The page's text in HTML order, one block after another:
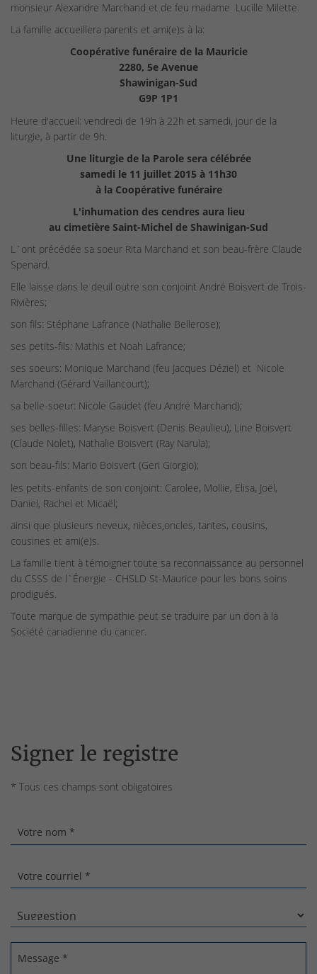
monsieur Alexandre Marchand et de feu madame Lucille Milette.
La famille accueillera parents et ami(e)s à la:
Coopérative funéraire de la Mauricie
2280, 5e Avenue
Shawinigan-Sud
G9P 1P1
Heure d'accueil: vendredi de 19h à 22h et samedi, jour de la
liturgie, à partir de 9h.
Une liturgie de la Parole sera célébrée
samedi le 11 juillet 2015 à 11h30
à la Coopérative funéraire
L'inhumation des cendres aura lieu
au cimetière Saint-Michel de Shawinigan-Sud
L`ont précédée sa soeur Rita Marchand et son beau-frère Claude
Spenard.
Elle laisse dans le deuil outre son conjoint André Boisvert de Trois-
Rivières;
son fils: Stéphane Lafrance (Nathalie Bellerose);
ses petits-fils: Mathis et Noah Lafrance;
ses soeurs: Monique Marchand (feu Jacques Déziel) et Nicole
Marchand (Gérard Vaillancourt);
sa belle-soeur: Nicole Gaudet (feu André Marchand);
ses belles-filles: Maryse Boisvert (Denis Beaulieu), Line Boisvert
(Claude Nolet), Nathalie Boisvert (Ray Narula);
son beau-fils: Mario Boisvert (Geri Giorgio);
les petits-enfants de son conjoint: Carolee, Mollie, Elisa, Joël,
Daniel, Rachel et Micaël;
ainsi que plusieurs neveux, nièces,oncles, tantes, cousins,
cousines et ami(e)s.
La famille tient à témoigner toute sa reconnaissance au personnel
du CSSS de l`Énergie - CHSLD St-Maurice pour les bons soins
prodigués.
Toute marque de sympathie peut se traduire par un don à la
Société canadienne du cancer.
Signer le registre
* Tous ces champs sont obligatoires
Votre nom *
Votre courriel *
Message *